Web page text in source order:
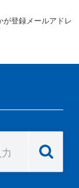
が登録メールアドレ